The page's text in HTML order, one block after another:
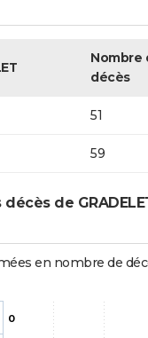
Nombre
décès
51
59
de
en nombre de
0